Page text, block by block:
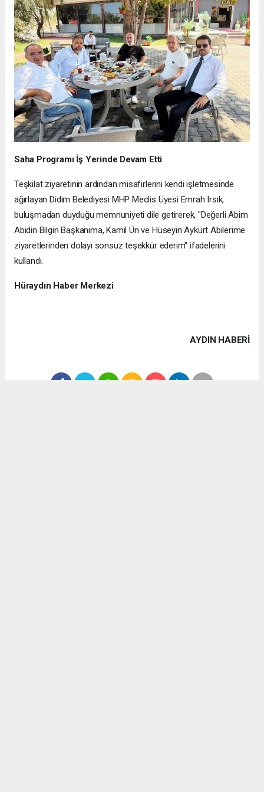
Saha Programı İş Yerinde Devam Etti
Teşkilat ziyaretinin ardından misafirlerini kendi işletmesinde
ağırlayan Didim Belediyesi MHP Meclis Üyesi Emrah Irsık,
buluşmadan duyduğu memnuniyeti dile getirerek, "Değerli Abim
Abidin Bilgin Başkanıma, Kamil Ün ve Hüseyin Aykurt Abilerime
ziyaretlerinden dolayı sonsuz teşekkür ederim" ifadelerini
kullandı.
Hüraydın Haber Merkezi
AYDIN HABERİ